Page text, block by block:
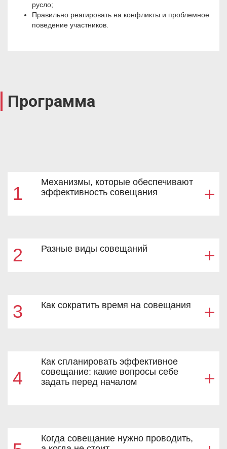
русло;
Правильно реагировать на конфликты и проблемное
поведение участников.
Программа
1
Механизмы, которые обеспечивают
эффективность совещания
2 Разные виды совещаний
3 Как сократить время на совещания
4
Как спланировать эффективное
совещание: какие вопросы себе
задать перед началом
Когда совещание нужно проводить,